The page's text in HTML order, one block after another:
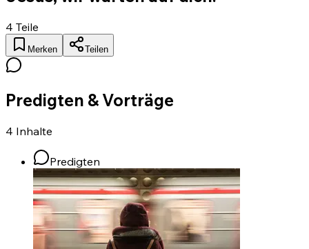
4 Teile
Merken Teilen
Predigten & Vorträge
4 Inhalte
Predigten